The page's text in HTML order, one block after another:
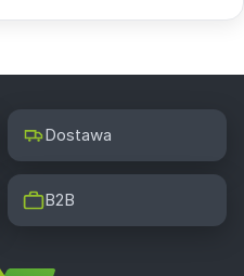
Dostawa
B2B